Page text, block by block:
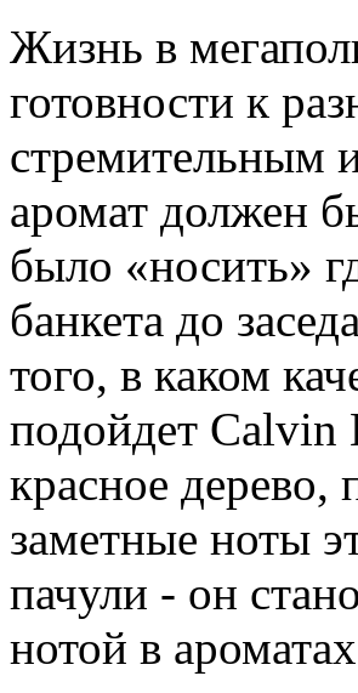
Жизнь в
готовности к
стремительным
аромат должен
было «носить»
банкета до
того, в каком
подойдет Calvin
красное дерево,
заметные ноты
пачули - он
нотой в